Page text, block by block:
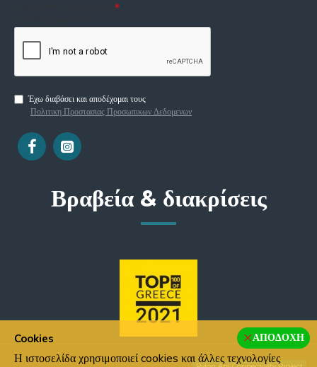
Έχω διαβάσει και αποδέχομαι τους
Πολιτικη Προστασιας Προσωπικων Δεδομενων
Βραβεία & διακρίσεις
ΑΠΟΔΟΧΉ
Cookies
Η ιστοσελίδα χρησιμοποιεί cookies και άλλες τεχνολογίες